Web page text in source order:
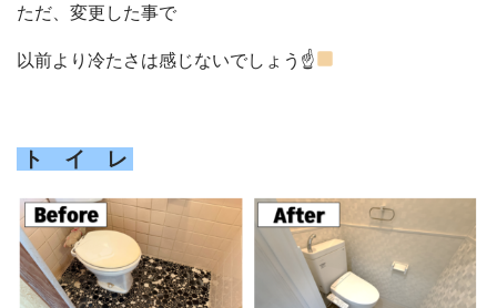
ただ、変更した事で
以前より冷たさは感じないでしょう☝
ト イ レ